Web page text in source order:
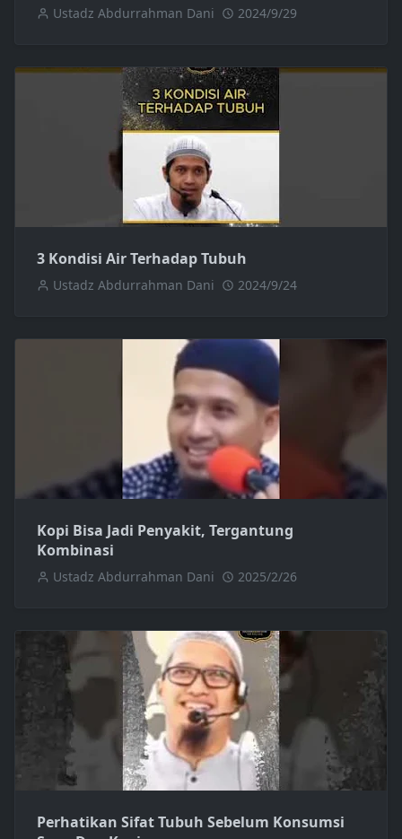
Ustadz Abdurrahman Dani 2024/9/29
3 Kondisi Air Terhadap Tubuh
Ustadz Abdurrahman Dani 2024/9/24
Kopi Bisa Jadi Penyakit, Tergantung
Kombinasi
Ustadz Abdurrahman Dani 2025/2/26
Perhatikan Sifat Tubuh Sebelum Konsumsi